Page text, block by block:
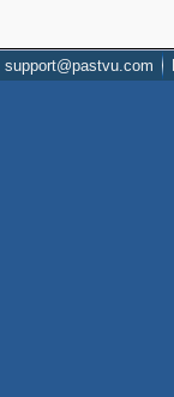
support@pastvu.com